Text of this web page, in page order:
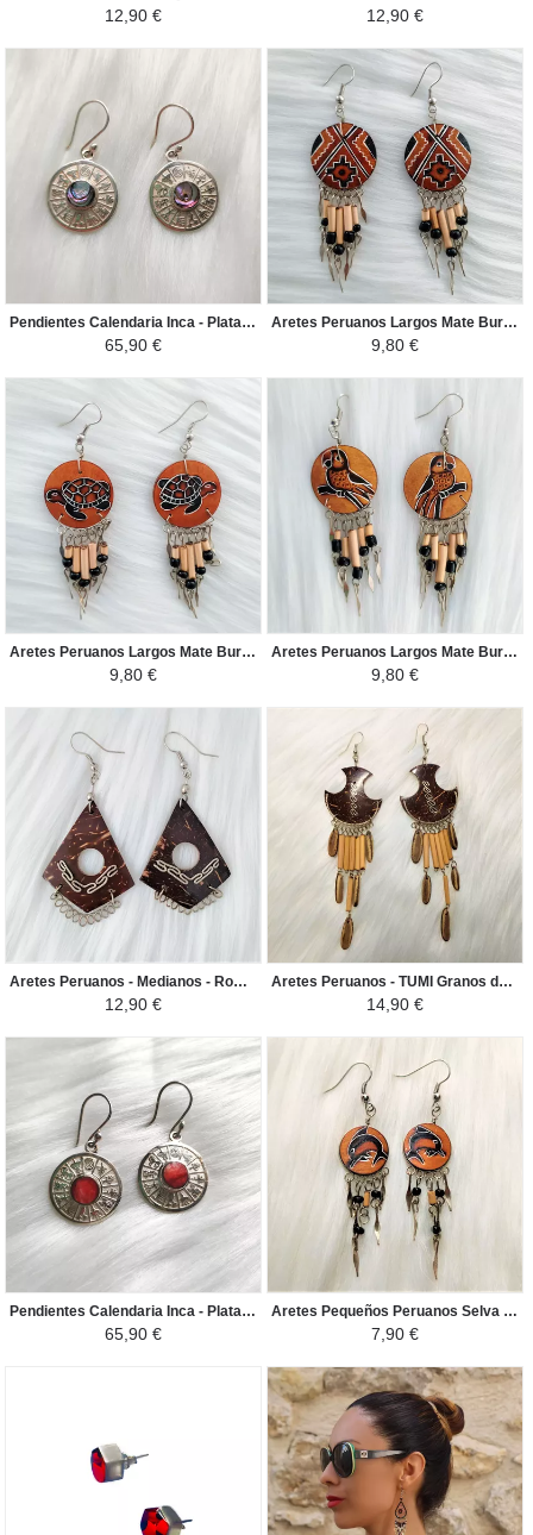
12,90 € 12,90 €
Pendientes Calendaria Inca - Plata 950 Piedras Naturales - Nacar
65,90 €
Aretes Peruanos Largos Mate Burilado - Diseños Étnicos Grabados con Flecos de Bambú y Semillas - Marron/Negro
9,80 €
Aretes Peruanos Largos Mate Burilado - Tortuga Grabada con Flecos de Bambú y Semillas - Marron/Negro
9,80 €
Aretes Peruanos Largos Mate Burilado - Lorito Grabado con Flecos de Bambú y Semillas - Marron/Negro
9,80 €
Aretes Peruanos - Medianos - Rombo Geométrico de Coco - Marron Natural
12,90 €
Aretes Peruanos - TUMI Granos del Bosque y Coco - Marron Natural
14,90 €
Pendientes Calendaria Inca - Plata 950 Piedras Naturales - Jasper Rojo
65,90 €
Aretes Pequeños Peruanos Selva Peruana - Delfín Bambú y Semillas - Marron/Negro
7,90 €